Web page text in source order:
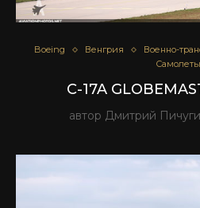
Boeing Венгрия Военно-
Самолеты
C-17A
автор Дмитрий